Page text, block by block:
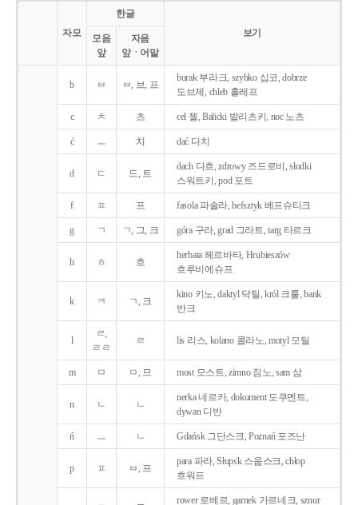
자모
한글
보기
모음
앞
자음
앞ㆍ어말
b ㅂ ㅂ, 브, 프
burak 부라크, szybko 십코, dobrze
도브제, chleb 흘레프
c ㅊ 츠 cel 첼, Balicki 발리츠키, noc 노츠
ć ㅡ 치 dać 다치
d ㄷ 드, 트
dach 다흐, zdrowy 즈드로비, słodki
스워트키, pod 포트
f ㅍ 프 fasola 파솔라, befsztyk 베프슈티크
g ㄱ ㄱ, 그, 크 góra 구라, grad 그라트, targ 타르크
h ㅎ 흐
herbata 헤르바타, Hrubieszów
흐루비에슈프
k ㅋ ㄱ, 크
kino 키노, daktyl 닥틸, król 크룰, bank
반크
l
ㄹ,
ㄹㄹ
ㄹ lis 리스, kolano 콜라노, motyl 모틸
m ㅁ ㅁ, 므 most 모스트, zimno 짐노, sam 삼
n ㄴ ㄴ
nerka 네르카, dokument 도쿠멘트,
dywan 디반
ń ㅡ ㄴ Gdańsk 그단스크, Poznań 포즈난
p ㅍ ㅂ, 프
para 파라, Słupsk 스웁스크, chłop
흐워프
rower 로베르, garnek 가르네크, sznur